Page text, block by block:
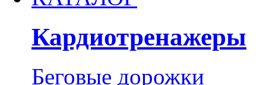
Кардиотренажеры
Беговые дорожки